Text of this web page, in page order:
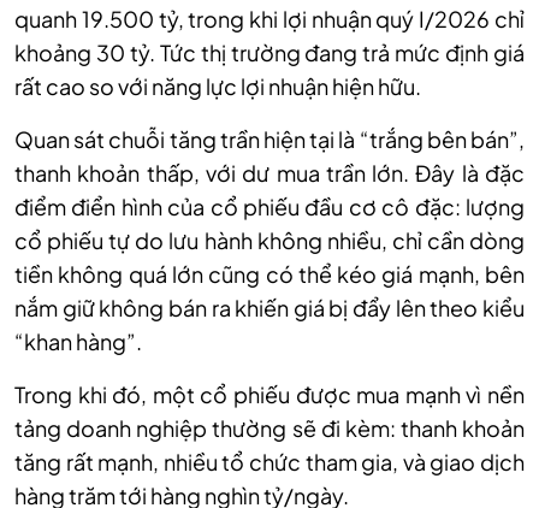
quanh 19.500 tỷ, trong khi lợi nhuận quý I/2026 chỉ
khoảng 30 tỷ. Tức thị trường đang trả mức định giá
rất cao so với năng lực lợi nhuận hiện hữu.
Quansát chuỗi tăng trần hiện tại là “trắng bên bán”,
thanh khoản thấp, với dư mua trần lớn. Đây là đặc
điểm điển hình của cổ phiếu đầu cơ cô đặc: lượng
cổ phiếu tự do lưu hành không nhiều, chỉ cần dòng
tiền không quá lớn cũng có thể kéo giá mạnh, bên
nắm giữ không bán ra khiến giá bị đẩy lên theo kiểu
“khan hàng”.
Trong khi đó, một cổ phiếu được mua mạnh vì nền
tảng doanh nghiệp thường sẽ đi kèm: thanh khoản
tăng rất mạnh, nhiều tổ chức tham gia, và giao dịch
hàng trăm tới hàng nghìn tỷ/ngày.